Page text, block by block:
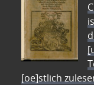
[oe]stlich